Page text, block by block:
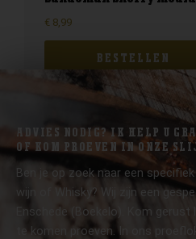
€ 8,99
BESTELLEN
ADVIES NODIG? IK HELP U
OF KOM PROEVEN IN ONZE
Ben je op zoek naar een
wijn of Whisky? Wij zijn een
Enschede (Boekelo). Kom
te komen proeven. In ons